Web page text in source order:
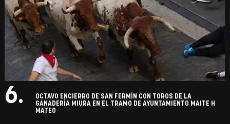
6.
OCTAVO ENCIERRO DE SAN FERMÍN CON TOROS DE LA
GANADERÍA MIURA EN EL TRAMO DE AYUNTAMIENTO MAITE H
MATEO